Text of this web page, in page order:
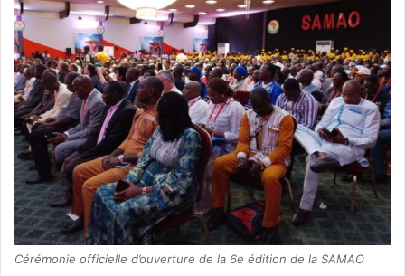
Cérémonie officielle d’ouverture de la 6e édition de la SAMAO